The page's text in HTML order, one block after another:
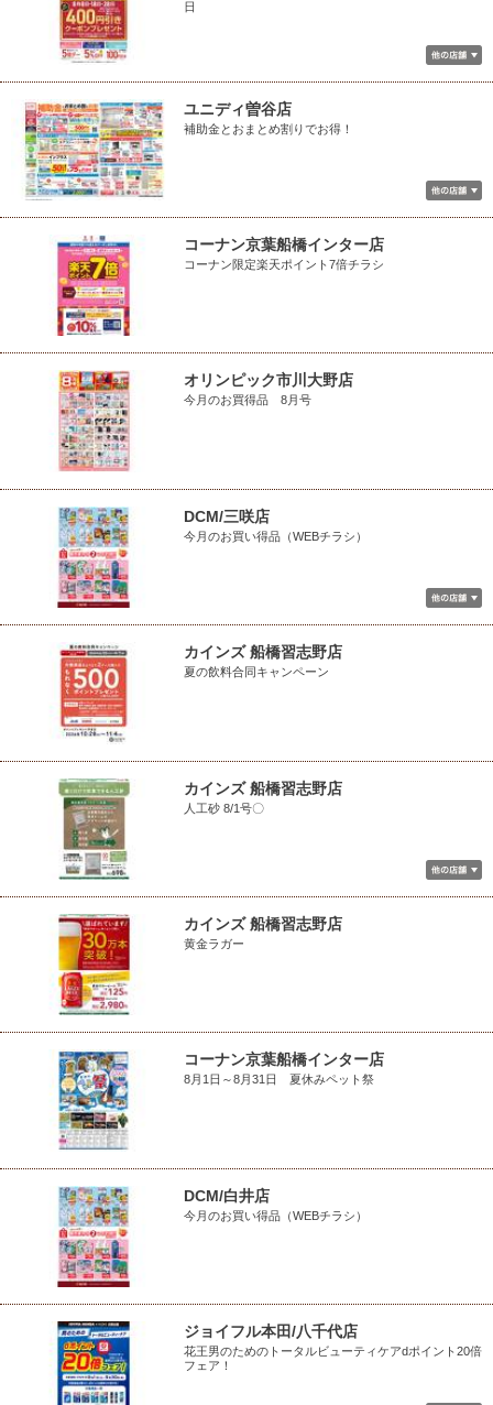
日
ユニディ曽谷店
補助金とおまとめ割りでお得！
コーナン京葉船橋インター店
コーナン限定楽天ポイント7倍チラシ
オリンピック市川大野店
今月のお買得品 8月号
DCM/三咲店
今月のお買い得品（WEBチラシ）
カインズ 船橋習志野店
夏の飲料合同キャンペーン
カインズ 船橋習志野店
人工砂 8/1号〇
カインズ 船橋習志野店
黄金ラガー
コーナン京葉船橋インター店
8月1日～8月31日 夏休みペット祭
DCM/白井店
今月のお買い得品（WEBチラシ）
ジョイフル本田/八千代店
花王男のためのトータルビューティケアdポイント20倍
フェア！